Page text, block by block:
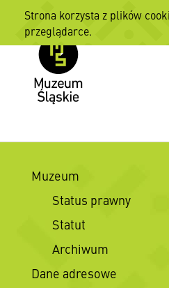
Muzeum
Status prawny
Statut
Archiwum
Dane adresowe
Strona korzysta z plików
przeglądarce.